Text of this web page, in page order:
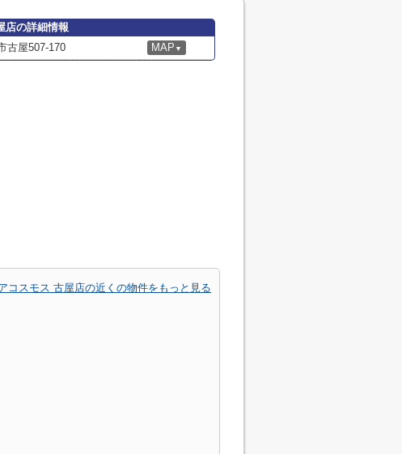
店の詳細情報
古屋507-170 MAP ▼
コスモス 古屋店の近くの物件をもっと見る